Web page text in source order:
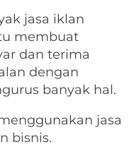
jasa iklan
membuat
dan terima
dengan
banyak hal.
jasa
bisnis.